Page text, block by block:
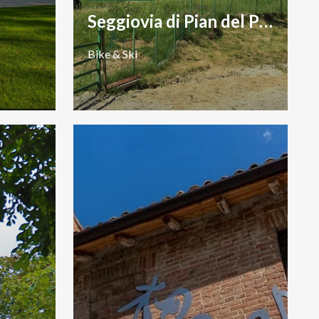
Seggiovia di Pian del Poggio
Bike&Ski